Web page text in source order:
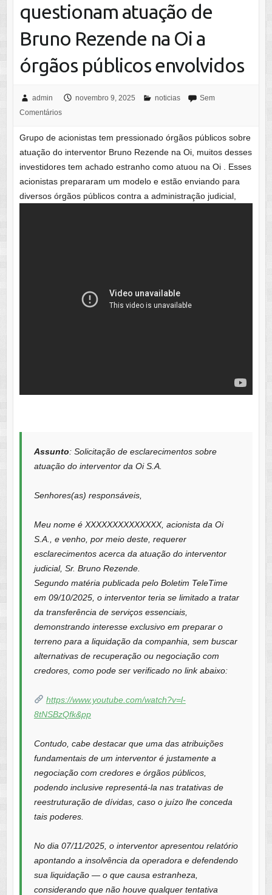
questionam atuação de
Bruno Rezende na Oi a
órgãos públicos envolvidos
admin novembro 9, 2025 noticias
Sem
Comentários
Grupo de acionistas tem pressionado órgãos públicos sobre
atuação do interventor Bruno Rezende na Oi, muitos desses
investidores tem achado estranho como atuou na Oi . Esses
acionistas prepararam um modelo e estão enviando para
diversos órgãos públicos contra a administração judicial,
Assunto: Solicitação de esclarecimentos sobre
atuação do interventor da Oi S.A.
Senhores(as) responsáveis,
Meu nome é XXXXXXXXXXXXXX, acionista da Oi
S.A., e venho, por meio deste, requerer
esclarecimentos acerca da atuação do interventor
judicial, Sr. Bruno Rezende.
Segundo matéria publicada pelo Boletim TeleTime
em 09/10/2025, o interventor teria se limitado a tratar
da transferência de serviços essenciais,
demonstrando interesse exclusivo em preparar o
terreno para a liquidação da companhia, sem buscar
alternativas de recuperação ou negociação com
credores, como pode ser verificado no link abaixo:
https://www.youtube.com/watch?v=l-
8tNSBzQfk&pp
Contudo, cabe destacar que uma das atribuições
fundamentais de um interventor é justamente a
negociação com credores e órgãos públicos,
podendo inclusive representá-la nas tratativas de
reestruturação de dívidas, caso o juízo lhe conceda
tais poderes.
No dia 07/11/2025, o interventor apresentou relatório
apontando a insolvência da operadora e defendendo
sua liquidação — o que causa estranheza,
considerando que não houve qualquer tentativa